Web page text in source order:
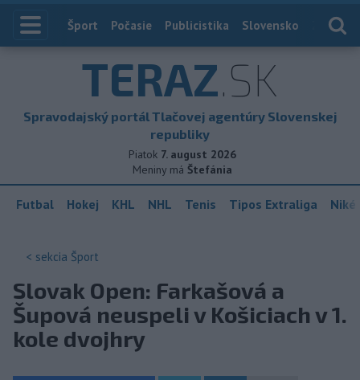
Index
Šport Počasie Publicistika Slovensko
TERAZ.SK
Spravodajský portál Tlačovej agentúry Slovenskej
republiky
Piatok 7. august 2026
Meniny má Štefánia
Futbal Hokej KHL NHL Tenis Tipos Extraliga
< sekcia Šport
Slovak Open: Farkašová a
Šupová neuspeli v Košiciach v 1.
kole dvojhry